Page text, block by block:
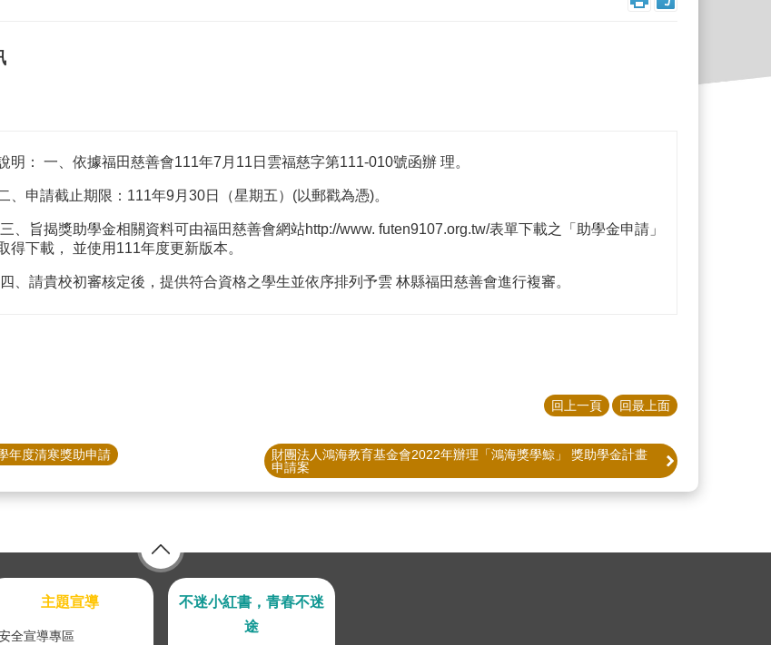
明： 一、依據福田慈善會111年7月11日雲福慈字第111-010號函辦 理。
、申請截止期限：111年9月30日（星期五）(以郵戳為憑)。
三、旨揭獎助學金相關資料可由福田慈善會網站http://www. futen9107.org.tw/表單下載之「助學金申請」
得下載， 並使用111年度更新版本。
四、請貴校初審核定後，提供符合資格之學生並依序排列予雲 林縣福田慈善會進行複審。
回上一頁 回最上面
年度清寒獎助申請
財團法人鴻海教育基金會2022年辦理「鴻海獎學鯨」 獎助學金計畫
申請案
主題宣導
全宣導專區
不迷小紅書，青春不迷
途